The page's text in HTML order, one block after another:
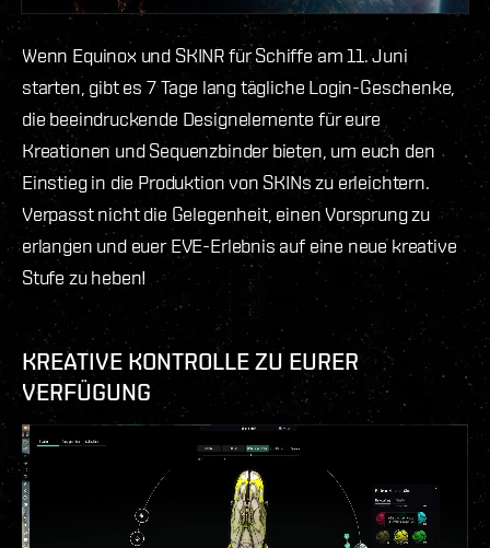
Wenn Equinox und SKINR für Schiffe am 11. Juni
starten, gibt es 7 Tage lang tägliche Login-Geschenke,
die beeindruckende Designelemente für eure
Kreationen und Sequenzbinder bieten, um euch den
Einstieg in die Produktion von SKINs zu erleichtern.
Verpasst nicht die Gelegenheit, einen Vorsprung zu
erlangen und euer EVE-Erlebnis auf eine neue kreative
Stufe zu heben!
KREATIVE KONTROLLE ZU EURER
VERFÜGUNG